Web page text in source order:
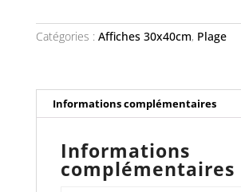
la
Catégories : Affiches 30x40cm, Plage
Informations complémentaires
Informations
complémentaires